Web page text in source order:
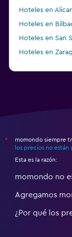
Hoteles en
Hoteles en
Hoteles en San
Hoteles en
*
momondo siempre
los precios no están
Esta es la razón:
momondo no
Agregamos
¿Por qué los